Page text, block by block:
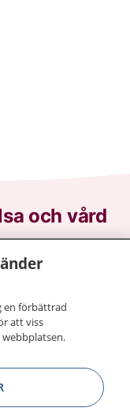
och vård
information om
kan kontakta.
dina
för
en förbättrad
att viss